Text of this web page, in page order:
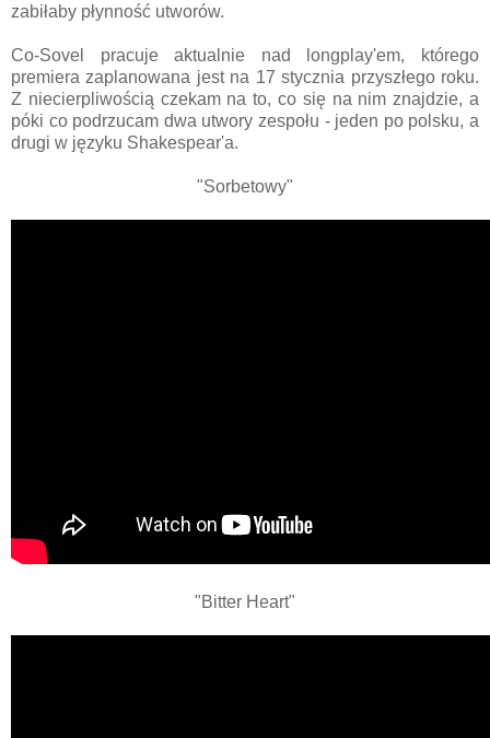
zabiłaby płynność utworów.
Co-Sovel pracuje aktualnie nad longplay'em, którego
premiera zaplanowana jest na 17 stycznia przyszłego roku.
Z niecierpliwością czekam na to, co się na nim znajdzie, a
póki co podrzucam dwa utwory zespołu - jeden po polsku, a
drugi w języku Shakespear'a.
"Sorbetowy"
"Bitter Heart"